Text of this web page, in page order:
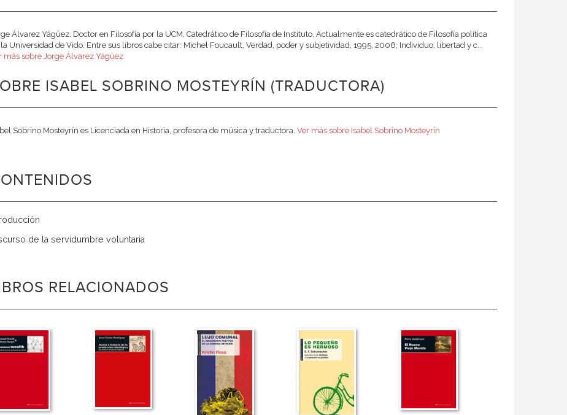
Álvarez Yágüez. Doctor en Filosofía por la UCM, Catedrático de Filosofía de Instituto. Actualmente es catedrático de Filosofía política
Universidad de Vido. Entre sus libros cabe citar: Michel Foucault, Verdad, poder y subjetividad, 1995, 2006; Individuo, libertad y c...
más sobre Jorge Álvarez Yágüez
ISABEL SOBRINO MOSTEYRÍN (TRADUCTORA)
Sobrino Mosteyrín es Licenciada en Historia, profesora de música y traductora. Ver más sobre Isabel Sobrino Mosteyrín
de la servidumbre voluntaria
RELACIONADOS